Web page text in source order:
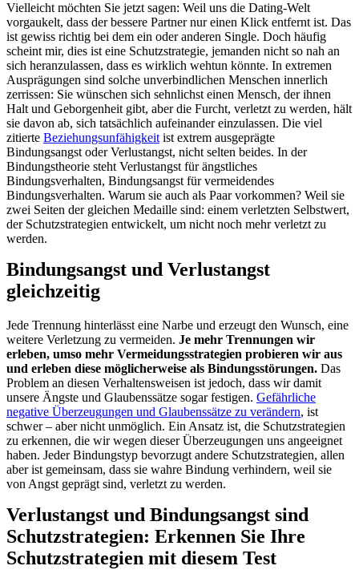
Vielleicht möchten Sie jetzt sagen: Weil uns die Dating-Welt
vorgaukelt, dass der bessere Partner nur einen Klick entfernt ist. Das
ist gewiss richtig bei dem ein oder anderen Single. Doch häufig
scheint mir, dies ist eine Schutzstrategie, jemanden nicht so nah an
sich heranzulassen, dass es wirklich wehtun könnte. In extremen
Ausprägungen sind solche unverbindlichen Menschen innerlich
zerrissen: Sie wünschen sich sehnlichst einen Mensch, der ihnen
Halt und Geborgenheit gibt, aber die Furcht, verletzt zu werden, hält
sie davon ab, sich tatsächlich aufeinander einzulassen. Die viel
zitierte Beziehungsunfähigkeit ist extrem ausgeprägte
Bindungsangst oder Verlustangst, nicht selten beides. In der
Bindungstheorie steht Verlustangst für ängstliches
Bindungsverhalten, Bindungsangst für vermeidendes
Bindungsverhalten. Warum sie auch als Paar vorkommen? Weil sie
zwei Seiten der gleichen Medaille sind: einem verletzten Selbstwert,
der Schutzstrategien entwickelt, um nicht noch mehr verletzt zu
werden.
Bindungsangst und Verlustangst
gleichzeitig
Jede Trennung hinterlässt eine Narbe und erzeugt den Wunsch, eine
weitere Verletzung zu vermeiden. Je mehr Trennungen wir
erleben, umso mehr Vermeidungsstrategien probieren wir aus
und erleben diese möglicherweise als Bindungsstörungen. Das
Problem an diesen Verhaltensweisen ist jedoch, dass wir damit
unsere Ängste und Glaubenssätze sogar festigen. Gefährliche
negative Überzeugungen und Glaubenssätze zu verändern, ist
schwer – aber nicht unmöglich. Ein Ansatz ist, die Schutzstrategien
zu erkennen, die wir wegen dieser Überzeugungen uns angeeignet
haben. Jeder Bindungstyp bevorzugt andere Schutzstrategien, allen
aber ist gemeinsam, dass sie wahre Bindung verhindern, weil sie
von Angst geprägt sind, verletzt zu werden.
Verlustangst und Bindungsangst sind
Schutzstrategien: Erkennen Sie Ihre
Schutzstrategien mit diesem Test